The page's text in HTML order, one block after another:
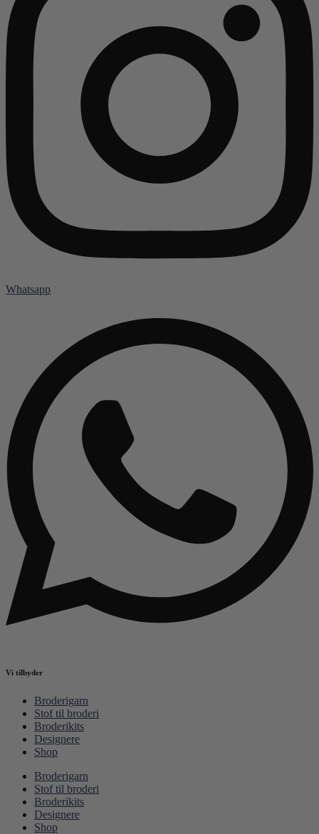
Whatsapp
Vi tilbyder
Broderigarn
Stof til broderi
Broderikits
Designere
Shop
Broderigarn
Stof til broderi
Broderikits
Designere
Shop